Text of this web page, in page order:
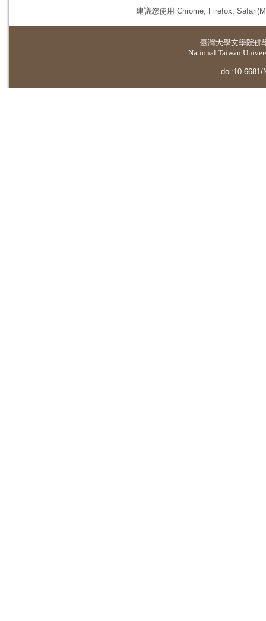
建議您使用 Chrome, Firefox,
臺灣大學文學院佛
National Taiwan
doi:10.6681/